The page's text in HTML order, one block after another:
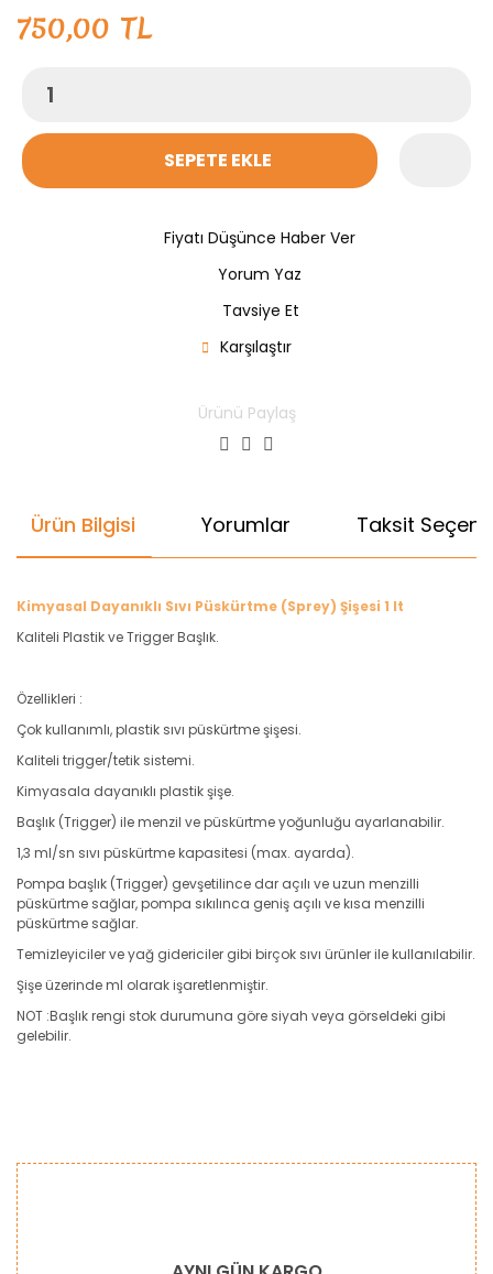
750,00 TL
SEPETE EKLE
Fiyatı Düşünce Haber Ver
Yorum Yaz
Tavsiye Et
Karşılaştır
Ürünü Paylaş
Ürün Bilgisi Yorumlar Taksit
Kimyasal Dayanıklı Sıvı Püskürtme (Sprey) Şişesi 1 lt
Kaliteli Plastik ve Trigger Başlık.
Özellikleri :
Çok kullanımlı, plastik sıvı püskürtme şişesi.
Kaliteli trigger/tetik sistemi.
Kimyasala dayanıklı plastik şişe.
Başlık (Trigger) ile menzil ve püskürtme yoğunluğu ayarlanabilir.
1,3 ml/sn sıvı püskürtme kapasitesi (max. ayarda).
Pompa başlık (Trigger) gevşetilince dar açılı ve uzun menzilli
püskürtme sağlar, pompa sıkılınca geniş açılı ve kısa menzilli
püskürtme sağlar.
Temizleyiciler ve yağ gidericiler gibi birçok sıvı ürünler ile kullanılabilir.
Şişe üzerinde ml olarak işaretlenmiştir.
NOT :Başlık rengi stok durumuna göre siyah veya görseldeki gibi
gelebilir.
Bu ürüne ilk yorumu siz yapın!